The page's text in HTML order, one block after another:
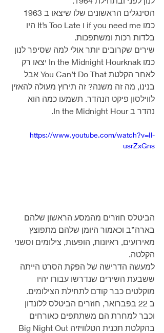
כמו if you need me ו It’s Too Late היו
בלדות רכות ומשתפכות.
שירים שקרובים יותר אולי למה שסיפר לנון
כמו In the Midnight Hourknak יצאו רק
לאחר הקלטת You Can’t Do That אבל
בנינו, מה זה משנה? זה תירוץ מעולה להאזין
לווילסון פיקט הנהדר. תשמעו כמה הוא
נהדר ב In the Midnight Hour.
https://www.youtube.com/watch?v=Il-
usrZxGns
הביטלס חוזרים מהמסע הראשון שלהם
בארה”ב וכאמור היומן שלהם מתפוצץ
מאירועים, ראיונות, הופעות, צילומים וסשני
הקלטה.
למעשה הדרישה של הפקת הסרט הייתה
ששבעת השירים שנדרשו עבורו יהיו
מוקלטים כבר קודם לתחילת הצילומים.
ב 22 בפברואר, חוזרים הביטלס ללונדון
וכבר למחרת הם משתתפים כאורחים